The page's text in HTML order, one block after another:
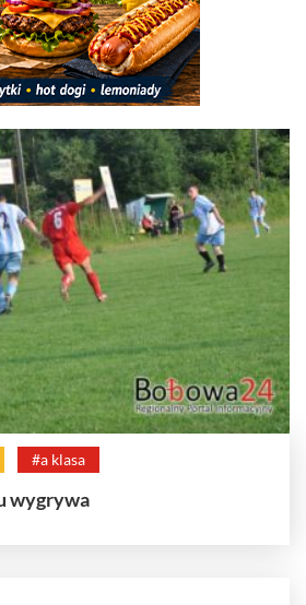
#a klasa
wygrywa